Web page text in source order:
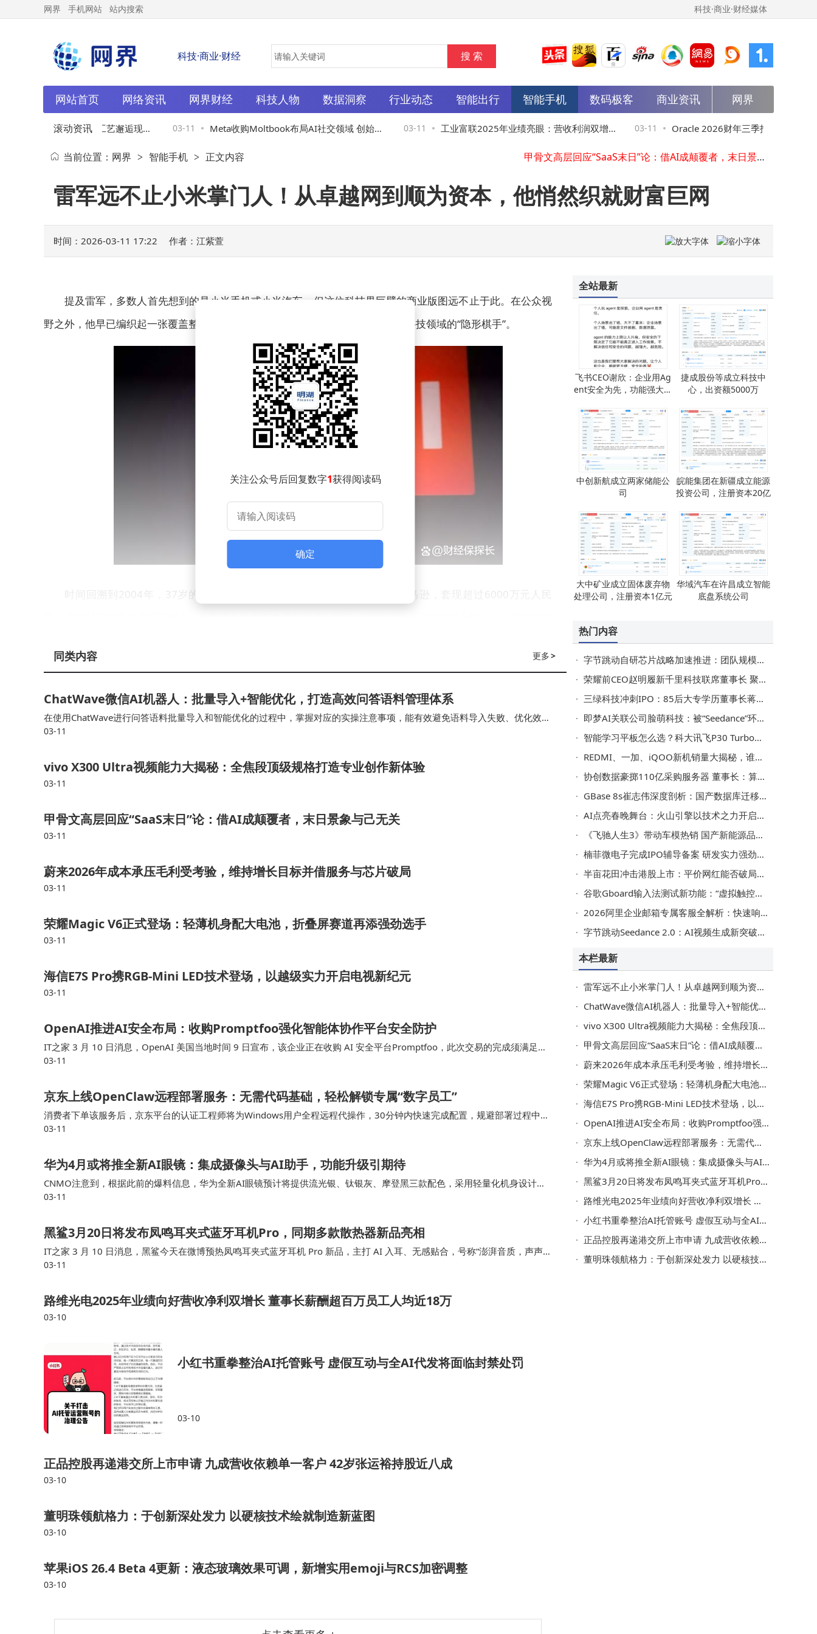
网界 手机网站 站内搜索 科技·商业·财经媒体
科技·商业·财经
网站首页 网络资讯 网界财经 科技人物 数据洞察 行业动态 智能出行 智能手机 数码极客 商业资讯 网界
滚动资讯
过港交所聆讯：传统工艺邂逅现代
质文创龙头市占率达35%
03-11 Meta收购Moltbook布局AI社交领域 创始人
将入职超智能实验室开启新篇章
03-11 工业富联2025年业绩亮眼：营收利润双增，
AI驱动开启全新增长周期
03-11 Oracle 2026财年三季报：云与AI驱动
上调2027财年营收目标
黑鲨3月20日将发布凤鸣耳夹式蓝牙耳机Pro，同期多款散热器新品亮相
ChatWave微信AI机器人：批量导入+智能优化，打造高效问答语料管理体系
甲骨文高层回应“SaaS末日”论：借AI成颠覆者，末日景象与己无关
华为4月或将推全新AI眼镜：集成摄像头与AI助手，功能升级引期待
黑鲨3月20日将发布凤鸣耳夹式蓝牙耳机Pro，同期多款散热器新品亮相
当前位置： 网界 > 智能手机 > 正文内容
雷军远不止小米掌门人！从卓越网到顺为资本，他悄然织就财富巨网
时间：2026-03-11 17:22 作者：江紫萱
提及雷军，多数人首先想到的是小米手机或小米汽车，但这位科技界巨擘的商业版图远不止于此。在公众视
野之外，他早已编织起一张覆盖整个科技产业链的庞大投资网络，悄然成为中国科技领域的“隐形棋手”。
时间回溯到2004年，37岁的雷军将卓越网以7500万美元的价格出售给亚马逊，套现超过6000万元人民
时，这笔投资为他带来了超过57倍的回报。
雷军的投资眼光在2006年再次得到验证。他斥资400万元投资UC浏览器，这家当时仅提供手机网页浏览服
务的小公司，后来被阿里巴巴以天价收购。这笔早期投资最终获得了超过千倍的回报，成为科技投资领域的经典
2012年，北京中关村一家名为今日头条的小公司引起了雷军的注意。尽管当时互联网圈普遍对“算法推荐”持
军的早期投资也获得了丰厚回报。这并非偶然，而是源于他对技术趋势的深刻洞察。
化模式运作，首期规模达2.25亿美元，出资方包括国际主权基金和家族基金。顺为资本的成立，标志着雷军正式
顺为资本的投资策略独具特色。2017年，当大多数投资人认为四足机器人缺乏商业化前景时，顺为资本却
领投了宇树科技的A轮融资。如今，宇树科技已成为全球领先的四足机器人企业，估值突破百亿。这种前瞻性的
雷军最精妙的商业设计，在于将顺为资本与小米生态链深度融合。顺为提供资金，小米输出订单和渠道，创
从代工小米扫地机器人到独立上市，市值飙升至400亿以上——这些成功案例背后，都闪烁着雷军战略布局的光
芒。
这种独特的投资模式创造了惊人回报。顺为资本与小米联合投资的项目已超过500家，其中不乏回报率数百
倍的案例。雷军通过小米股份、金山系、顺为资本等渠道积累的财富，保守估计已超过3000亿元。但比数字更
令人惊叹的是，这些财富大多是在市场尚未察觉时就已经布局完成。
在智能电动汽车领域，雷军同样展现了他的远见。2015年前后，当“新能源”还被许多人视为笑谈时，他就参
与了蔚来汽车的早期融资。这不仅为小米造车积累了产业认知，更提前搭建了供应链体系。2021年小米宣布造
车时，外界认为这是突然之举，实则是雷军六年铺垫的结果。
中国科技圈不乏聪明人，但像雷军这样能同时在多条赛道深度布局，并实现协同效应的实属罕见。他既是创
业者又是投资人，既懂产品又精通资本运作，既能描绘蓝图又能落地执行。这种多维度的能力，构成了他难以复
制的竞争优势。
时，他早已开始用财富购买信息、提升认知、捕捉趋势。这种“降维打击”的模式，往往在幕后悄然进行，不为普
关注公众号后回复数字1获得阅读码
确定
更多>
同类内容
ChatWave微信AI机器人：批量导入+智能优化，打造高效问答语料管理体系
在使用ChatWave进行问答语料批量导入和智能优化的过程中，掌握对应的实操注意事项，能有效避免语料导入失败、优化效果
不佳、语料体系混乱等问题，确保语料管理的效率和质量，这些注意事项覆盖**模板填写、格式规…
03-11
vivo X300 Ultra视频能力大揭秘：全焦段顶级规格打造专业创作新体验
03-11
甲骨文高层回应“SaaS末日”论：借AI成颠覆者，末日景象与己无关
03-11
蔚来2026年成本承压毛利受考验，维持增长目标并借服务与芯片破局
03-11
荣耀Magic V6正式登场：轻薄机身配大电池，折叠屏赛道再添强劲选手
03-11
海信E7S Pro携RGB-Mini LED技术登场，以越级实力开启电视新纪元
03-11
OpenAI推进AI安全布局：收购Promptfoo强化智能体协作平台安全防护
IT之家 3 月 10 日消息，OpenAI 美国当地时间 9 日宣布，该企业正在收购 AI 安全平台Promptfoo，此次交易的完成须满足惯
例成交条件。 OpenAI 表示，Promptfoo 可帮助企…
03-11
京东上线OpenClaw远程部署服务：无需代码基础，轻松解锁专属“数字员工”
消费者下单该服务后，京东平台的认证工程师将为Windows用户全程远程代操作，30分钟内快速完成配置，规避部署过程中可
能出现的各种技术漏洞，且全过程透明可追溯。京东专业工程师还将为用户预装联想百应特有的AI…
03-11
华为4月或将推全新AI眼镜：集成摄像头与AI助手，功能升级引期待
CNMO注意到，根据此前的爆料信息，华为全新AI眼镜预计将提供流光银、钛银灰、摩登黑三款配色，采用轻量化机身设计，
并在其内部塞入了三块高密度锂电池。 回顾此前产品，华为曾在2023年推出智能眼镜2代，主打音…
03-11
黑鲨3月20日将发布凤鸣耳夹式蓝牙耳机Pro，同期多款散热器新品亮相
IT之家 3 月 10 日消息，黑鲨今天在微博预热凤鸣耳夹式蓝牙耳机 Pro 新品，主打 AI 入耳、无感贴合，号称“澎湃音质，声声入
魂”，3月 20 日 17:00 发布。 值得注意的是，黑鲨已在昨天宣布…
03-11
路维光电2025年业绩向好营收净利双增长 董事长薪酬超百万员工人均近18万
03-10
小红书重拳整治AI托管账号 虚假互动与全AI代发将面临封禁处罚
03-10
正品控股再递港交所上市申请 九成营收依赖单一客户 42岁张运裕持股近八成
03-10
董明珠领航格力：于创新深处发力 以硬核技术绘就制造新蓝图
03-10
苹果iOS 26.4 Beta 4更新：液态玻璃效果可调，新增实用emoji与RCS加密调整
03-10
全站最新
飞书CEO谢欣：企业用Ag
ent安全为先，功能强大更
捷成股份等成立科技中
心，出资额5000万
中创新航成立两家储能公
司
皖能集团在新疆成立能源
投资公司，注册资本20亿
大中矿业成立固体废弃物
处理公司，注册资本1亿元
华域汽车在许昌成立智能
底盘系统公司
热门内容
字节跳动自研芯片战略加速推进：团队规模破千，2026年AI投入或达1600亿
荣耀前CEO赵明履新千里科技联席董事长 聚焦AI商业闭环战略推进
三绿科技冲刺IPO：85后大专学历董事长蒋昆控股七成 业绩持续攀升
即梦AI关联公司脸萌科技：被“Seedance”环绕的商业版图解析
智能学习平板怎么选？科大讯飞P30 Turbo对比华为苹果小米谁更契合孩子需求？
REDMI、一加、iQOO新机销量大揭秘，谁才是市场“隐形冠军”？
协创数据豪掷110亿采购服务器 董事长：算力投资将超房地产黄金期
GBase 8s崔志伟深度剖析：国产数据库迁移难点与生态竞争力解码
AI点亮春晚舞台：火山引擎以技术之力开启科技与文化融合新篇章
《飞驰人生3》带动车模热销 国产新能源品牌扎堆亮相引关注
楠菲微电子完成IPO辅导备案 研发实力强劲多款芯片市场表现亮眼
半亩花田冲击港股上市：平价网红能否破局，开启新增长篇章？
谷歌Gboard输入法测试新功能：“虚拟触控板”让光标移动更自由
2026阿里企业邮箱专属客服全解析：快速响应、多场景服务助力数字化转型
字节跳动Seedance 2.0：AI视频生成新突破，引领全球创作新潮流
本栏最新
雷军远不止小米掌门人！从卓越网到顺为资本，他悄然织就财富巨网
ChatWave微信AI机器人：批量导入+智能优化，打造高效问答语料管理体系
vivo X300 Ultra视频能力大揭秘：全焦段顶级规格打造专业创作新体验
甲骨文高层回应“SaaS末日”论：借AI成颠覆者，末日景象与己无关
蔚来2026年成本承压毛利受考验，维持增长目标并借服务与芯片破局
荣耀Magic V6正式登场：轻薄机身配大电池，折叠屏赛道再添强劲选手
海信E7S Pro携RGB-Mini LED技术登场，以越级实力开启电视新纪元
OpenAI推进AI安全布局：收购Promptfoo强化智能体协作平台安全防护
京东上线OpenClaw远程部署服务：无需代码基础，轻松解锁专属“数字员工”
华为4月或将推全新AI眼镜：集成摄像头与AI助手，功能升级引期待
黑鲨3月20日将发布凤鸣耳夹式蓝牙耳机Pro，同期多款散热器新品亮相
路维光电2025年业绩向好营收净利双增长 董事长薪酬超百万员工人均近18万
小红书重拳整治AI托管账号 虚假互动与全AI代发将面临封禁处罚
正品控股再递港交所上市申请 九成营收依赖单一客户 42岁张运裕持股近八成
董明珠领航格力：于创新深处发力 以硬核技术绘就制造新蓝图